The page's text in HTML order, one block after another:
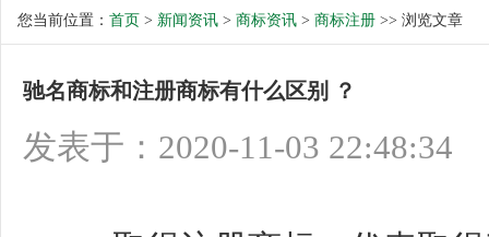
您当前位置： 首页 > 新闻资讯 > 商标资讯 > 商标注册 >> 浏览文章
驰名商标和注册商标有什么区别 ？
发表于：2020-11-03 22:48:34